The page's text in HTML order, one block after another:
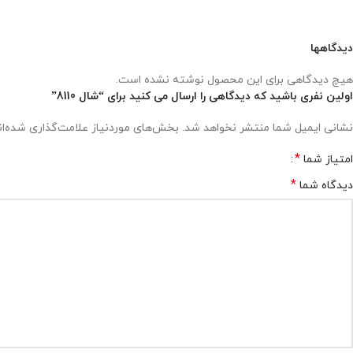
دیدگاهها
هیچ دیدگاهی برای این محصول نوشته نشده است.
اولین نفری باشید که دیدگاهی را ارسال می کنید برای “شال 8110”
نشانی ایمیل شما منتشر نخواهد شد. بخش‌های موردنیاز علامت‌گذاری
امتیاز شما *
دیدگاه شما *